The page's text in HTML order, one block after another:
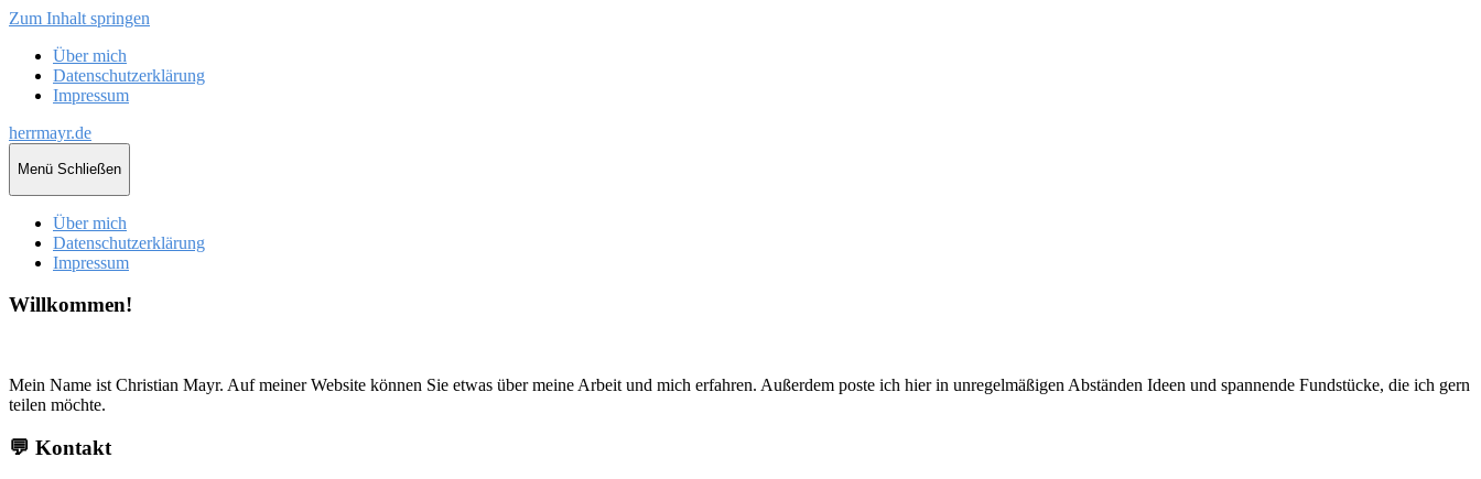
Zum Inhalt springen
Über mich
Datenschutzerklärung
Impressum
herrmayr.de
Menü Schließen
Über mich
Datenschutzerklärung
Impressum
Willkommen!
Mein Name ist Christian Mayr. Auf meiner Website können Sie etwas über meine Arbeit und mich erfahren. Außerdem poste ich hier in unregelmäßigen Abständen Ideen und spannende Fundstücke, die ich gern
teilen möchte.
💬 Kontakt